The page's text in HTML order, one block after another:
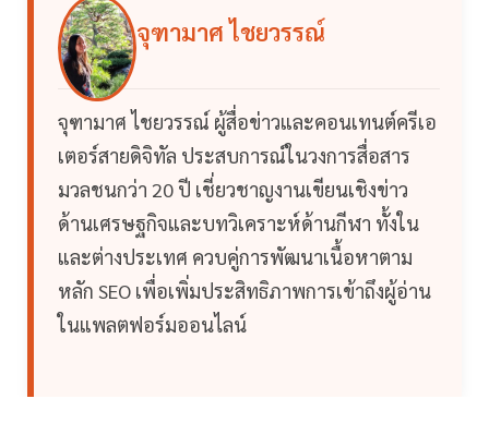
จุฑามาศ ไชยวรรณ์
จุฑามาศ ไชยวรรณ์ ผู้สื่อข่าวและคอนเทนต์ครีเอ
เตอร์สายดิจิทัล ประสบการณ์ในวงการสื่อสาร
มวลชนกว่า 20 ปี เชี่ยวชาญงานเขียนเชิงข่าว
ด้านเศรษฐกิจและบทวิเคราะห์ด้านกีฬา ทั้งใน
และต่างประเทศ ควบคู่การพัฒนาเนื้อหาตาม
หลัก SEO เพื่อเพิ่มประสิทธิภาพการเข้าถึงผู้อ่าน
ในแพลตฟอร์มออนไลน์